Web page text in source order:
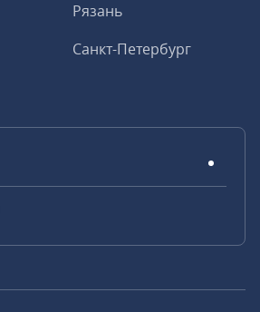
Рязань
Санкт-Петербург